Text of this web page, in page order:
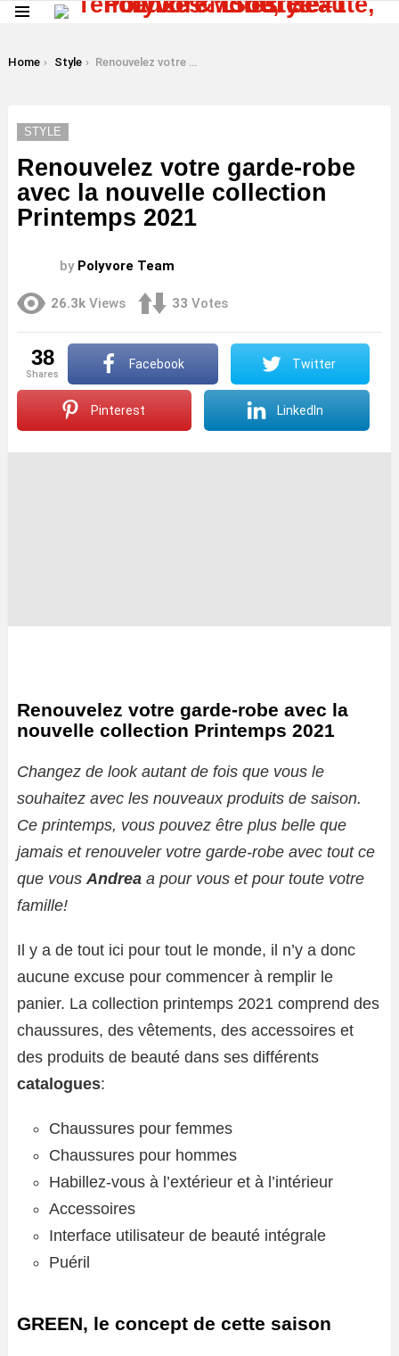
You are here:
Home Style Renouvelez votre garde-robe avec la nouvelle collection Printemps 2021
STYLE
Renouvelez votre garde-robe
avec la nouvelle collection
Printemps 2021
by Polyvore Team
26.3k Views 33 Votes
38
shares
Facebook Twitter
Pinterest LinkedIn
Renouvelez votre garde-robe avec la
nouvelle collection Printemps 2021
Changez de look autant de fois que vous le
souhaitez avec les nouveaux produits de saison.
Ce printemps, vous pouvez être plus belle que
jamais et renouveler votre garde-robe avec tout ce
que vousAndrea a pour vous et pour toute votre
famille!
Il y a de tout ici pour tout le monde, il n’y a donc
aucune excuse pour commencer à remplir le
panier. La collection printemps 2021 comprend des
chaussures, des vêtements, des accessoires et
des produits de beauté dans ses différents
catalogues:
Chaussures pour femmes
Chaussures pour hommes
Habillez-vous à l’extérieur et à l’intérieur
Accessoires
Interface utilisateur de beauté intégrale
Puéril
GREEN, le concept de cette saison